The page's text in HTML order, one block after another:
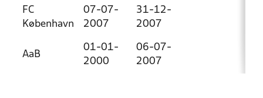
FC
København
07-07-
2007
31-12-
2007
AaB
01-01-
2000
06-07-
2007